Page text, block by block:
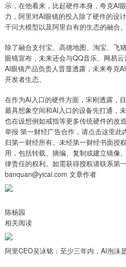
示，在他看来，比起硬件本身，夸克AI
力，阿里对AI眼镜的投入除了硬件的设
千问大模型以及阿里自有的生态的融合。
除了融合支付宝、高德地图、淘宝、飞
眼镜宣布，未来还会与QQ音乐、网易
AI眼镜产品负责人晋显透露，未来夸克
开发者生态。
在作为AI入口的硬件方面，宋刚透露，
最具想象空间和AI入口的设备先打通，
也在设想例如戒指等更多传统硬件的改造
举报 第一财经广告合作，请点击这里此
归第一财经所有。未经第一财经书面授
用，包括转载、摘编、复制或建立镜像
律责任的权利。如需获得授权请联系第
banquan@yicai.com 文章作者
陈杨园
相关阅读
阿里CEO吴泳铭：至少三年内，AI泡沫